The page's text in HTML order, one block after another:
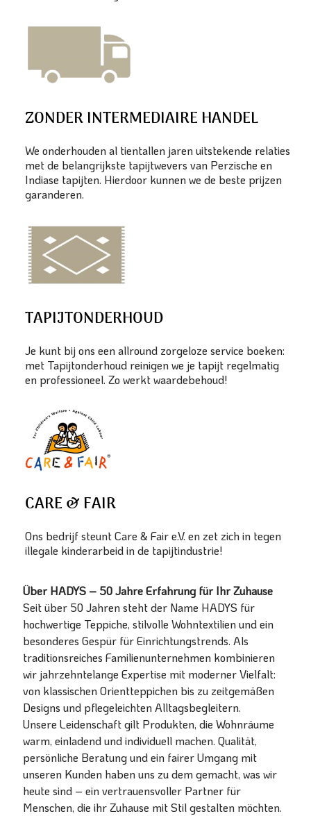
ZONDER INTERMEDIAIRE HANDEL
We onderhouden al tientallen jaren uitstekende relaties
met de belangrijkste tapijtwevers van Perzische en
Indiase tapijten. Hierdoor kunnen we de beste prijzen
garanderen.
TAPIJTONDERHOUD
Je kunt bij ons een allround zorgeloze service boeken:
met Tapijtonderhoud reinigen we je tapijt regelmatig
en professioneel. Zo werkt waardebehoud!
CARE & FAIR
Ons bedrijf steunt Care & Fair e.V. en zet zich in tegen
illegale kinderarbeid in de tapijtindustrie!
Über HADYS – 50 Jahre Erfahrung für Ihr Zuhause
Seit über 50 Jahren steht der Name HADYS für
hochwertige Teppiche, stilvolle Wohntextilien und ein
besonderes Gespür für Einrichtungstrends. Als
traditionsreiches Familienunternehmen kombinieren
wir jahrzehntelange Expertise mit moderner Vielfalt:
von klassischen Orientteppichen bis zu zeitgemäßen
Designs und pflegeleichten Alltagsbegleitern.
Unsere Leidenschaft gilt Produkten, die Wohnräume
warm, einladend und individuell machen. Qualität,
persönliche Beratung und ein fairer Umgang mit
unseren Kunden haben uns zu dem gemacht, was wir
heute sind – ein vertrauensvoller Partner für
Menschen, die ihr Zuhause mit Stil gestalten möchten.